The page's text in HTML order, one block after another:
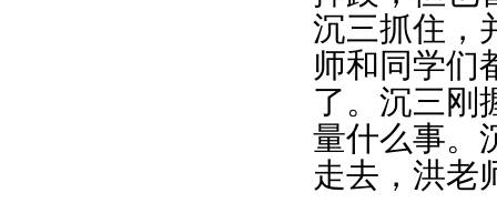
沉三抓住，
师和同学们
了。沉三刚
量什么事。
走去，洪老